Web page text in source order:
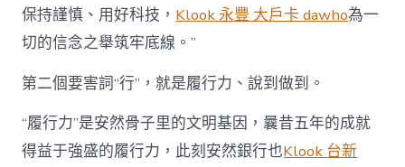
保持謹慎、用好科技， Klook 永豐 大戶卡 dawho為一
切的信念之舉筑牢底線。”
第二個要害詞“行”，就是履行力、說到做到。
“履行力”是安然骨子里的文明基因，曩昔五年的成就
得益于強盛的履行力，此刻安然銀行也Klook 台新